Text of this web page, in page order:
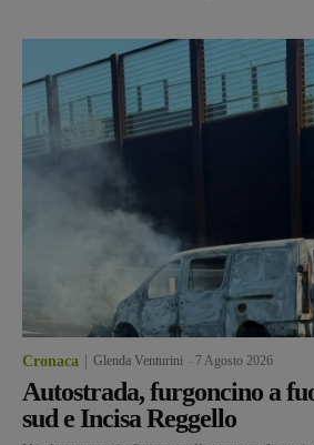
Cronaca Glenda Venturini 7 Agosto 2026
Autostrada, furgoncino a
sud e Incisa Reggello